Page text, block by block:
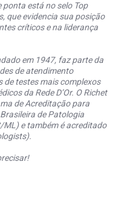
ponta está no selo Top
que evidencia sua posição
críticos e na liderança
em 1947, faz parte da
de atendimento
de testes mais complexos
da Rede D’Or. O Richet
de Acreditação para
de Patologia
e também é acreditado